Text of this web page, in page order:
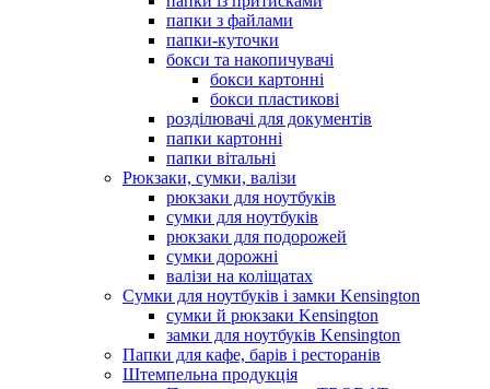
папки з файлами
папки-куточки
бокси та накопичувачі
бокси картонні
бокси пластикові
розділювачі для документів
папки картонні
папки вітальні
Рюкзаки, сумки, валізи
рюкзаки для ноутбуків
сумки для ноутбуків
рюкзаки для подорожей
сумки дорожні
валізи на коліщатах
Сумки для ноутбуків і замки Kensington
сумки й рюкзаки Kensington
замки для ноутбуків Kensington
Папки для кафе, барів і ресторанів
Штемпельна продукція